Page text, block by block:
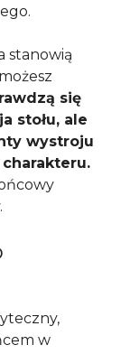
stanowią
się
stołu, ale
wystroju
w